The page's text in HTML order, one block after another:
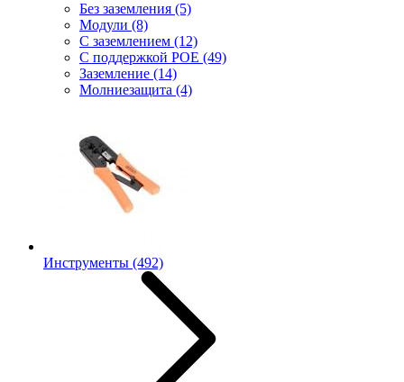
Без заземления (5)
Модули (8)
С заземлением (12)
С поддержкой POE (49)
Заземление (14)
Молниезащита (4)
Инструменты (492)